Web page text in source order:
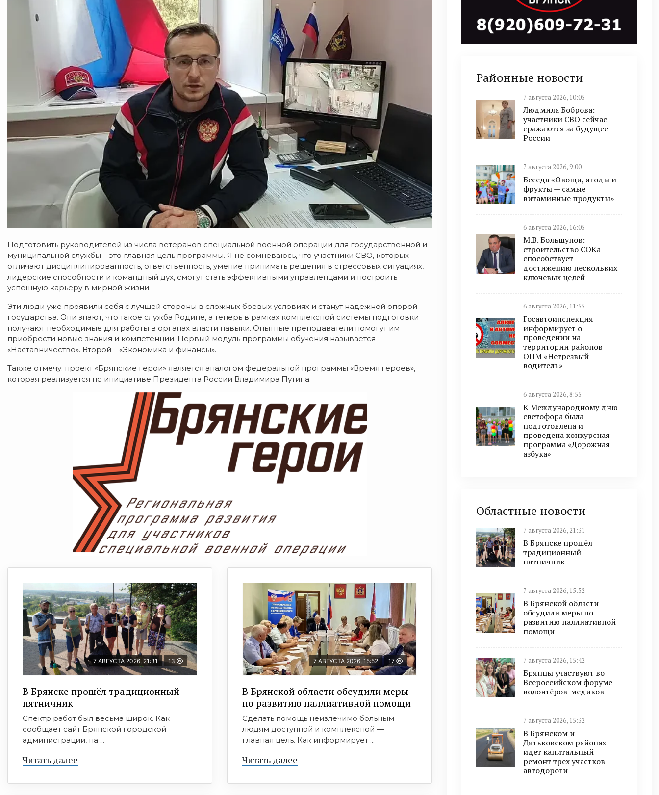
Подготовить руководителей из числа ветеранов специальной военной операции для государственной и
муниципальной службы – это главная цель программы. Я не сомневаюсь, что участники СВО, которых
отличают дисциплинированность, ответственность, умение принимать решения в стрессовых ситуациях,
лидерские способности и командный дух, смогут стать эффективными управленцами и построить
успешную карьеру в мирной жизни.
Эти люди уже проявили себя с лучшей стороны в сложных боевых условиях и станут надежной опорой
государства. Они знают, что такое служба Родине, а теперь в рамках комплексной системы подготовки
получают необходимые для работы в органах власти навыки. Опытные преподаватели помогут им
приобрести новые знания и компетенции. Первый модуль программы обучения называется
«Наставничество». Второй – «Экономика и финансы».
Также отмечу: проект «Брянские герои» является аналогом федеральной программы «Время героев»,
которая реализуется по инициативе Президента России Владимира Путина.
7 АВГУСТА 2026, 21:31 13
В Брянске прошёл традиционный
пятничник
Спектр работ был весьма широк. Как
сообщает сайт Брянской городской
администрации, на ...
Читать далее
7 АВГУСТА 2026, 15:52 17
В Брянской области обсудили меры
по развитию паллиативной помощи
Сделать помощь неизлечимо больным
людям доступной и комплексной —
главная цель. Как информирует ...
Читать далее
Районные новости
7 августа 2026, 10:05
Людмила Боброва:
участники СВО сейчас
сражаются за будущее
России
7 августа 2026, 9:00
Беседа «Овощи, ягоды и
фрукты — самые
витаминные продукты»
6 августа 2026, 16:05
М.В. Большунов:
строительство СОКа
способствует
достижению нескольких
ключевых целей
6 августа 2026, 11:55
Госавтоинспекция
информирует о
проведении на
территории районов
ОПМ «Нетрезвый
водитель»
6 августа 2026, 8:55
К Международному дню
светофора была
подготовлена и
проведена конкурсная
программа «Дорожная
азбука»
Областные новости
7 августа 2026, 21:31
В Брянске прошёл
традиционный
пятничник
7 августа 2026, 15:52
В Брянской области
обсудили меры по
развитию паллиативной
помощи
7 августа 2026, 15:42
Брянцы участвуют во
Всероссийском форуме
волонтёров-медиков
7 августа 2026, 15:32
В Брянском и
Дятьковском районах
идет капитальный
ремонт трех участков
автодороги